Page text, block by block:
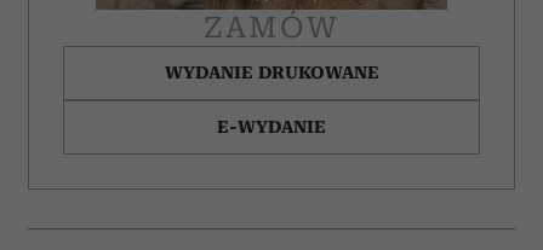
ZAMÓW
WYDANIE DRUKOWANE
E-WYDANIE